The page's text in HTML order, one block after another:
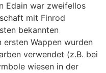
Edain war zweifellos
mit Finrod
bekannten
ersten Wappen wurden
verwendet (z.B. bei
wiesen in der